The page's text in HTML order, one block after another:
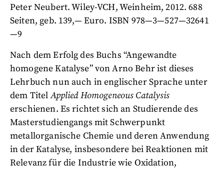
Peter Neubert. Wiley-VCH, Weinheim, 2012. 688
Seiten, geb. 139,— Euro. ISBN 978—3—527—32641
—9
Nach dem Erfolg des Buchs “Angewandte
homogene Katalyse” von Arno Behr ist dieses
Lehrbuch nun auch in englischer Sprache unter
dem TitelApplied Homogeneous Catalysis
erschienen. Es richtet sich an Studierende des
Masterstudiengangs mit Schwerpunkt
metallorganische Chemie und deren Anwendung
in der Katalyse, insbesondere bei Reaktionen mit
Relevanz für die Industrie wie Oxidation,